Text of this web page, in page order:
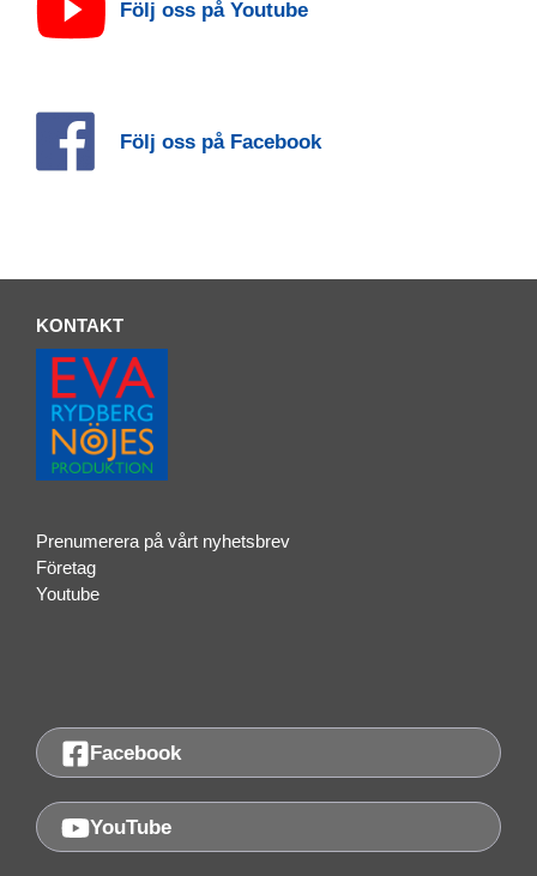
Följ oss på Youtube
Följ oss på Facebook
KONTAKT
Prenumerera på vårt nyhetsbrev
Företag
Youtube
Facebook
YouTube